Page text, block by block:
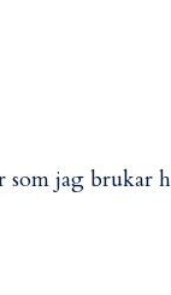
som jag brukar